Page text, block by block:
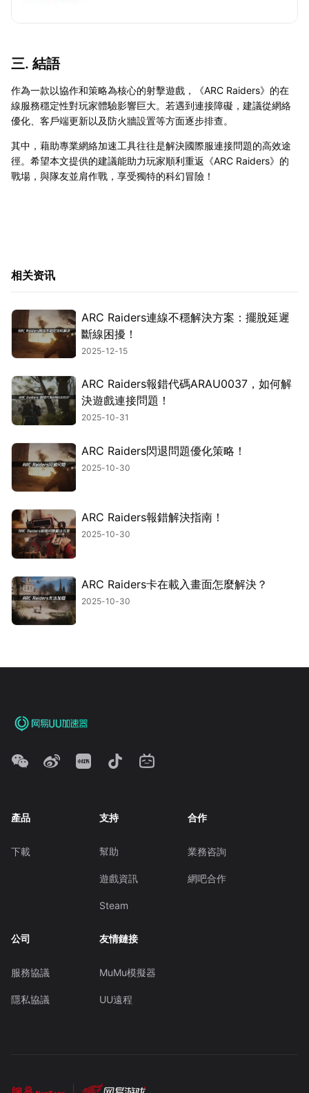
三. 結語
作為一款以協作和策略為核心的射擊遊戲，《ARC Raiders》的在
線服務穩定性對玩家體驗影響巨大。若遇到連接障礙，建議從網絡
優化、客戶端更新以及防火牆設置等方面逐步排查。
其中，藉助專業網絡加速工具往往是解決國際服連接問題的高效途
徑。希望本文提供的建議能助力玩家順利重返《ARC Raiders》的
戰場，與隊友並肩作戰，享受獨特的科幻冒險！
相关资讯
ARC Raiders連線不穩解決方案：擺脫延遲
斷線困擾！
2025-12-15
ARC Raiders報錯代碼ARAU0037，如何解
決遊戲連接問題！
2025-10-31
ARC Raiders閃退問題優化策略！
2025-10-30
ARC Raiders報錯解決指南！
2025-10-30
ARC Raiders卡在載入畫面怎麼解決？
2025-10-30
產品
下載
支持
幫助
遊戲資訊
Steam
合作
業務咨詢
網吧合作
公司
服務協議
隱私協議
友情鏈接
MuMu模擬器
UU遠程